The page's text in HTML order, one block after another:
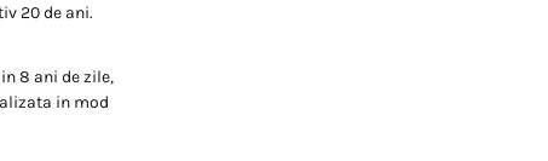
20 de ani.
8 ani de zile,
in mod